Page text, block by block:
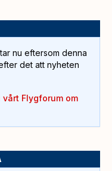
nu eftersom denna
det att nyheten
Flygforum om